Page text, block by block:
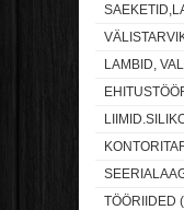
LAMBID,
TÖÖRIIDED